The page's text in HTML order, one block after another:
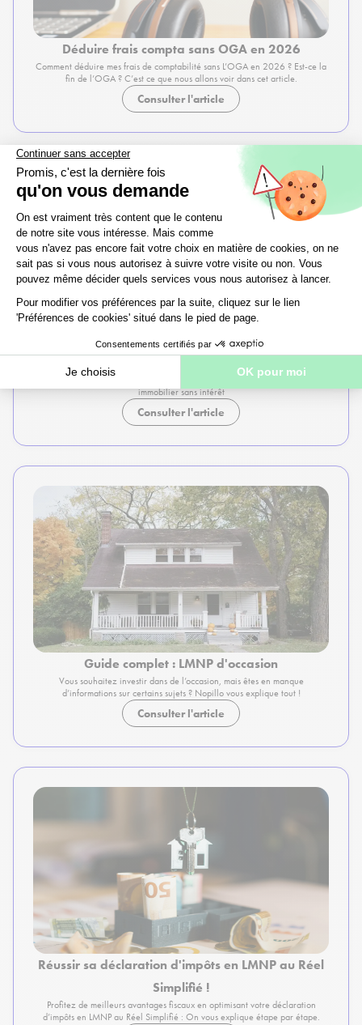
Déduire frais compta sans OGA en 2026
Comment déduire mes frais de comptabilité sans L’OGA en 2026 ? Est-ce la
fin de l’OGA ? C’est ce que nous allons voir dans cet article.
Consulter l'article
Prêt à taux zéro 2026 - Ce qui change
Tout savoir sur le PTZ en 2026 : découvrez les nouveaux plafonds de
revenus, les zones éligibles et comment financer votre premier achat
immobilier sans intérêt
Consulter l'article
Guide complet : LMNP d'occasion
Vous souhaitez investir dans de l’occasion, mais êtes en manque
d’informations sur certains sujets ? Nopillo vous explique tout !
Consulter l'article
Réussir sa déclaration d'impôts en LMNP au Réel
Simplifié !
Profitez de meilleurs avantages fiscaux en optimisant votre déclaration
d’impôts en LMNP au Réel Simplifié : On vous explique étape par étape.